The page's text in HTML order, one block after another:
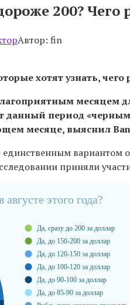
200? Чего
Автор: fin
хотят узнать, чего
месяцем
данный период «черным
месяце, выяснил
вариантом
приняли